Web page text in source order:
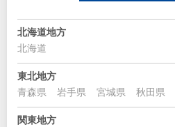
北海道地方
北海道
東北地方
青森県
岩手県 宮城県 秋田県
関東地方